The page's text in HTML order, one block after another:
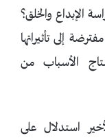
الإبداع والخلق؟
إلى تأثيراتها
الأسباب من
استدلال على